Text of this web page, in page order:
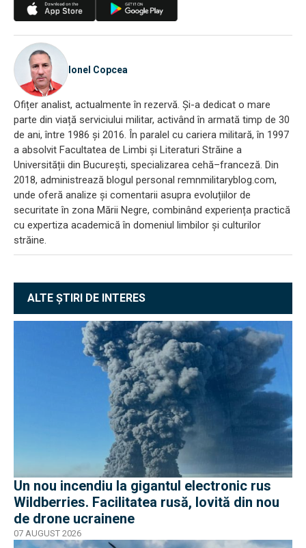
Ionel Copcea
Ofițer analist, actualmente în rezervă. Și-a dedicat o mare
parte din viață serviciului militar, activând în armată timp de 30
de ani, între 1986 și 2016. În paralel cu cariera militară, în 1997
a absolvit Facultatea de Limbi și Literaturi Străine a
Universității din București, specializarea cehă–franceză. Din
2018, administrează blogul personal remnmilitaryblog.com,
unde oferă analize și comentarii asupra evoluțiilor de
securitate în zona Mării Negre, combinând experiența practică
cu expertiza academică în domeniul limbilor și culturilor
străine.
ALTE ȘTIRI DE INTERES
Un nou incendiu la gigantul electronic rus
Wildberries. Facilitatea rusă, lovită din nou
de drone ucrainene
07 AUGUST 2026